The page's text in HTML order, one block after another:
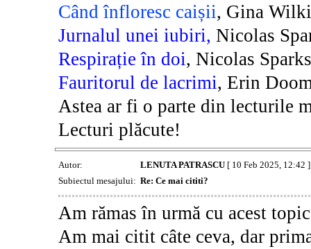
Când înfloresc caișii, Gina
Jurnalul unei iubiri, Nicolas
Respirație în doi, Nicolas Sparks
Fauritorul de lacrimi, Erin
Astea ar fi o parte din lecturile
Lecturi plăcute!
Autor: LENUTA PATRASCU[ 10 Feb 2025, 12:42 ]
Subiectul mesajului: Re: Ce mai cititi?
Am rămas în urmă cu acest topic
Am mai citit câte ceva, dar